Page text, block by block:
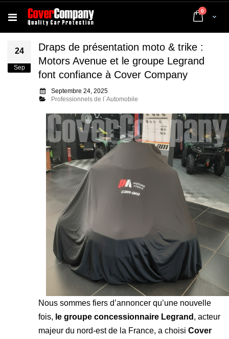
Cart
0 articles
24
Sep
Draps de présentation moto & trike :
Motors Avenue et le groupe Legrand
font confiance à Cover Company
Septembre 24, 2025
Professionnels de l´Automobile
Nous sommes fiers d’annoncer qu’une nouvelle
fois, le groupe concessionnaire Legrand , acteur
majeur du nord-est de la France, a choisi Cover